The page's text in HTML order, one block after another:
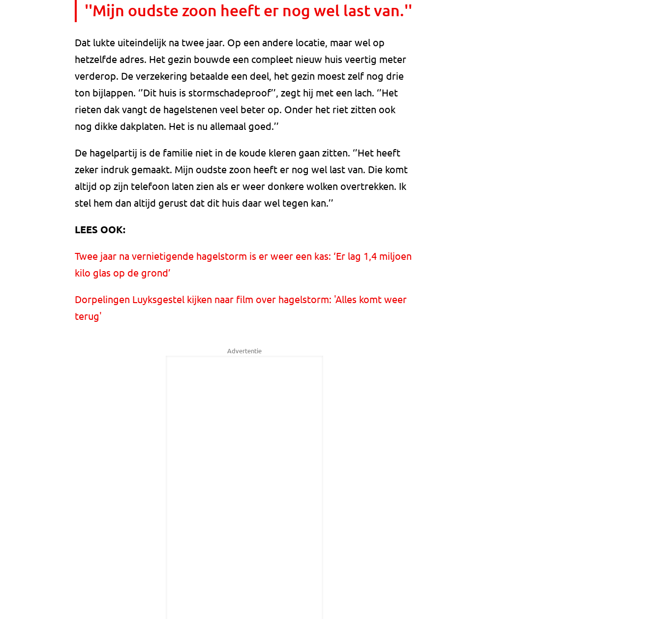
''Mijn oudste zoon heeft er nog wel last van.''
Dat lukte uiteindelijk na twee jaar. Op een andere locatie, maar wel op
hetzelfde adres. Het gezin bouwde een compleet nieuw huis veertig meter
verderop. De verzekering betaalde een deel, het gezin moest zelf nog drie
ton bijlappen. ‘’Dit huis is stormschadeproof’’, zegt hij met een lach. ‘’Het
rieten dak vangt de hagelstenen veel beter op. Onder het riet zitten ook
nog dikke dakplaten. Het is nu allemaal goed.’’
De hagelpartij is de familie niet in de koude kleren gaan zitten. ‘’Het heeft
zeker indruk gemaakt. Mijn oudste zoon heeft er nog wel last van. Die komt
altijd op zijn telefoon laten zien als er weer donkere wolken overtrekken. Ik
stel hem dan altijd gerust dat dit huis daar wel tegen kan.’’
LEES OOK:
Twee jaar na vernietigende hagelstorm is er weer een kas: ‘Er lag 1,4 miljoen
kilo glas op de grond’
Dorpelingen Luyksgestel kijken naar film over hagelstorm: 'Alles komt weer
terug'
Advertentie